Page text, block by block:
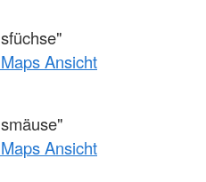
Ansicht
Ansicht